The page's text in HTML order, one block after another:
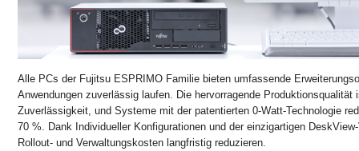
Alle PCs der Fujitsu ESPRIMO Familie bieten umfassende
Anwendungen zuverlässig laufen. Die hervorragende Produktionsqualität
Zuverlässigkeit, und Systeme mit der patentierten 0-Watt-Technologie
70 %. Dank Individueller Konfigurationen und der einzigartigen
Rollout- und Verwaltungskosten langfristig reduzieren.